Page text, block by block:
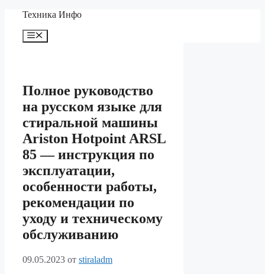
Перейти
содержимому
Техника Инфо
Меню
Полное руководство
на русском языке для
стиральной машины
Ariston Hotpoint ARSL
85 — инструкция по
эксплуатации,
особенности работы,
рекомендации по
уходу и техническому
обслуживанию
09.05.2023 от stiraladm